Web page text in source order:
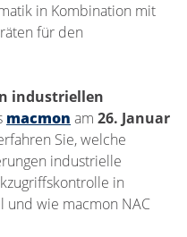
in Kombination mit
für den
industriellen
macmon am 26. Januar
Sie, welche
industrielle
in
und wie macmon NAC